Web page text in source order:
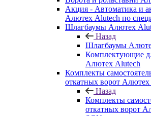
Акция - Автоматика и
Алютех Alutech по
Шлагбаумы Алютех
Назад
Шлагбаумы
Комплектующие
Алютех Alutech
Комплекты
откатных ворот
Назад
Комплекты
откатных ворот